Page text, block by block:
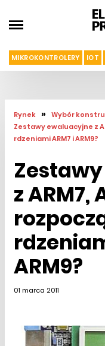
MIKROKONTROLERY IOT
Rynek » Wybór
Zestawy ewaluacyjne z
rdzeniami ARM7 i ARM9?
z ARM7,
ARM9?
01 marca 2011